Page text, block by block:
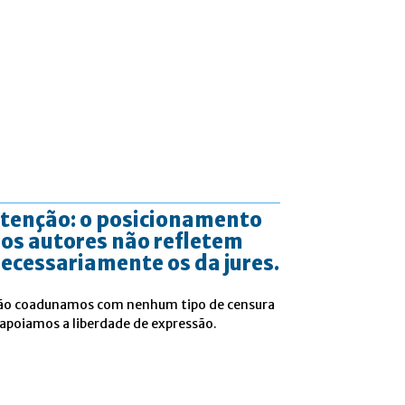
o posicionamento
autores não refletem
os da jures.
coadunamos com nenhum tipo de censura
a liberdade de expressão.